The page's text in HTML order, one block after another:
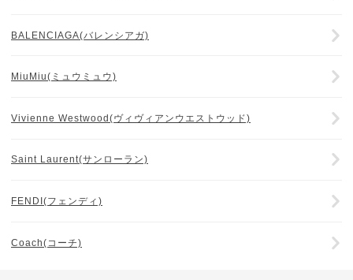
BALENCIAGA(バレンシアガ)
MiuMiu(ミュウミュウ)
Vivienne Westwood(ヴィヴィアンウエストウッド)
Saint Laurent(サンローラン)
FENDI(フェンディ)
Coach(コーチ)